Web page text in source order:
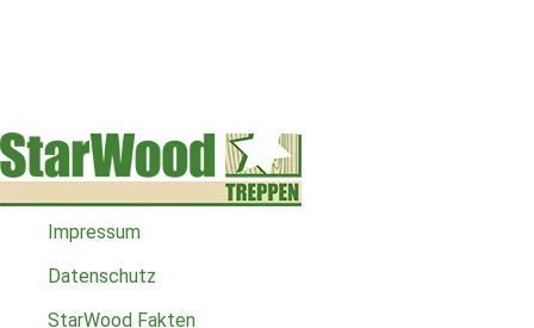
Impressum
Datenschutz
StarWood Fakten